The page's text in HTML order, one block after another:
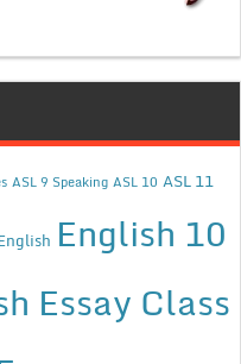
ASL 9 Speaking ASL 10 ASL 11
English 10
Essay Class